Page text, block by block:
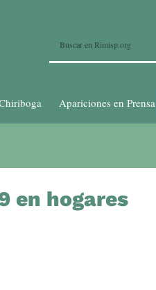
Apariciones en Prensa
en hogares